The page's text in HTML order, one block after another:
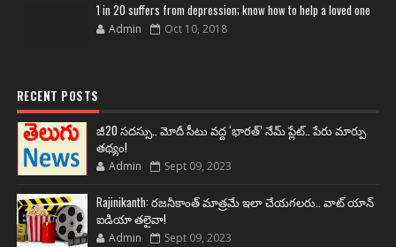
1 in 20 suffers from depression; know how to help a loved one
Admin Oct 10, 2018
RECENT POSTS
జీ20 సదస్సు.. మోదీ సీటు వద్ద ‘భారత్’ నేమ్ ప్లేట్‌.. పేరు మార్పు
తథ్యం!
Admin Sept 09, 2023
Rajinikanth: రజనీకాంత్ మాత్రమే ఇలా చేయగలరు.. వాట్ యాన్
ఐడియా తలైవా!
Admin Sept 09, 2023